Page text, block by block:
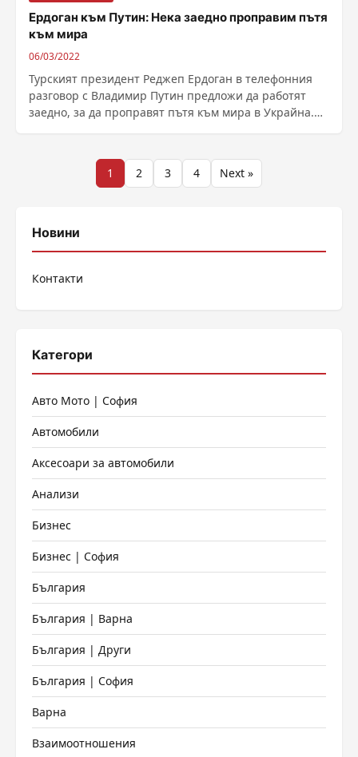
Ердоган към Путин: Нека заедно проправим пътя
към мира
06/03/2022
Турският президент Реджеп Ердоган в телефонния
разговор с Владимир Путин предложи да работят
заедно, за да проправят пътя към мира в Украйна.
Разделяне
публикациите
1 2 3 4 Next »
Новини
Контакти
Категори
Авто Мото | София
Автомобили
Аксесоари за автомобили
Анализи
Бизнес
Бизнес | София
България
България | Варна
България | Други
България | София
Варна
Взаимоотношения